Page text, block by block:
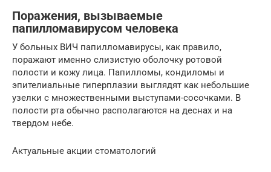
Поражения, вызываемые
папилломавирусом человека
У больных ВИЧ папилломавирусы, как правило,
поражают именно слизистую оболочку ротовой
полости и кожу лица. Папилломы, кондиломы и
эпителиальные гиперплазии выглядят как небольшие
узелки с множественными выступами-сосочками. В
полости рта обычно располагаются на деснах и на
твердом небе.
Актуальные акции стоматологий